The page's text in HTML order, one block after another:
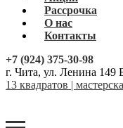
Рассрочка
О нас
Контакты
+7 (924) 375-30-98
г. Чита, ул. Ленина
13 квадратов |